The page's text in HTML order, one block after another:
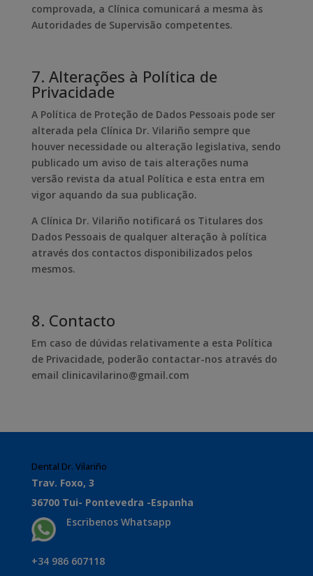
comprovada, a Clínica comunicará a mesma às
Autoridades de Supervisão competentes.
7. Alterações à Política de
Privacidade
A Política de Proteção de Dados Pessoais pode ser
alterada pela Clínica Dr. Vilariño sempre que
houver necessidade ou alteração legislativa, sendo
publicado um aviso de tais alterações numa
versão revista da atual Política e esta entra em
vigor aquando da sua publicação.
A Clínica Dr. Vilariño notificará os Titulares dos
Dados Pessoais de qualquer alteração à política
através dos contactos disponibilizados pelos
mesmos.
8. Contacto
Em caso de dúvidas relativamente a esta Política
de Privacidade, poderão contactar-nos através do
email clinicavilarino@gmail.com
Dental Dr. Vilariño
Trav. Foxo, 3
36700 Tui- Pontevedra -Espanha
Escribenos Whatsapp
+34 986 607118